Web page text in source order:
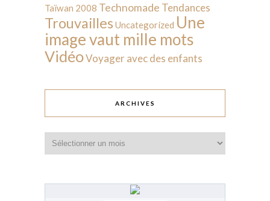
Taïwan 2008 Technomade Tendances
Trouvailles Uncategorized Une
image vaut mille mots
VidéoVoyager avec des enfants
ARCHIVES